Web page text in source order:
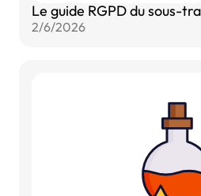
Le guide RGPD du sous-
2/6/2026